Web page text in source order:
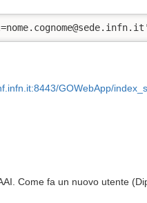
GOWebApp/
Come fa un nuovo utente